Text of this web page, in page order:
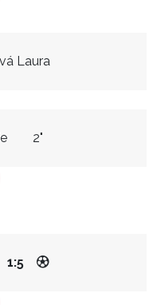
Laura
2"
1:5